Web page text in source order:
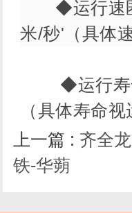
◆运行速匿
米/秒'（具体
◆运行寿命
（具体寿命
上一篇 : 齐全
铁-华蒴